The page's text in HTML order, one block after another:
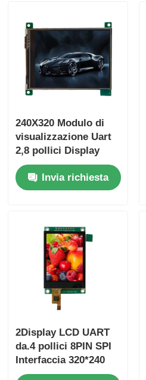
240X320 Modulo di
visualizzazione Uart
2,8 pollici Display
touchscreen resistivo
500 Cd/M2Invia richiesta
2Display LCD UART
da.4 pollici 8PIN SPI
Interfaccia 320*240
Risoluzione 300